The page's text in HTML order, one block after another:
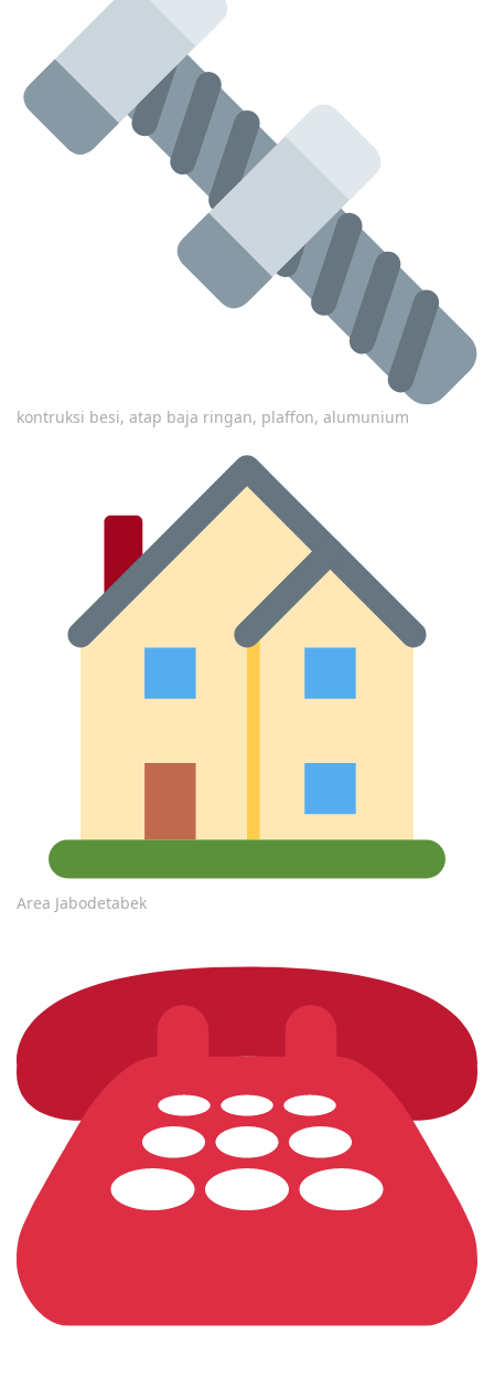
kontruksi besi, atap baja ringan, plaffon, alumunium
Area Jabodetabek